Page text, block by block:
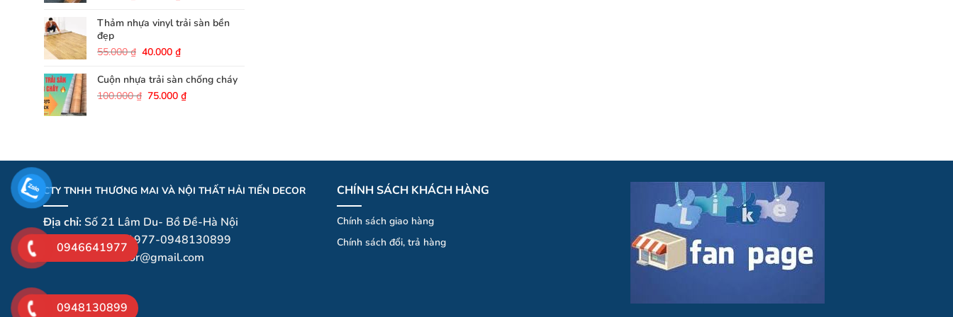
là:
40.000 ₫.
tại
25.000 ₫.
Thảm nhựa vinyl trải sàn bền
đẹp
55.000₫ Giá
là:
55.000 ₫.
40.000₫Giá
tại
là:
40.000 ₫.
Cuộn nhựa trải sàn chống cháy
100.000₫ Giá
75.000₫Giá
CTY TNHH THƯƠNG MAI VÀ NỘI THẤT HẢI TIẾN DECOR
Địa chỉ:Số 21 Lâm Du- Bồ Đề-Hà Nội
Hotline:0946641977-0948130899
:haitiendecor@gmail.com
CHÍNH SÁCH KHÁCH HÀNG
Chính sách giao hàng
Chínhsáchđổi, trả hàng
0946641977
0948130899